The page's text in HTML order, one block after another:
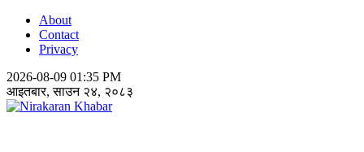
About
Contact
Privacy
2026-08-09 01:35 PM
आइतबार, साउन २४, २०८३